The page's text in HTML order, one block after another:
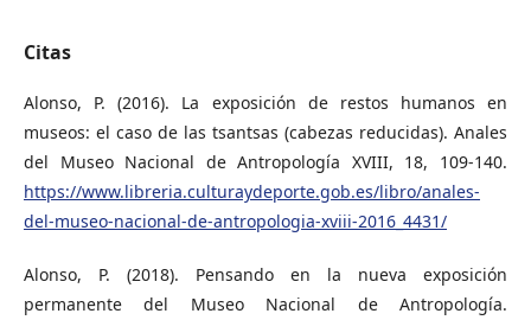
Citas
Alonso, P. (2016). La exposición de restos humanos en
museos: el caso de las tsantsas (cabezas reducidas). Anales
del Museo Nacional de Antropología XVIII, 18, 109-140.
https://www.libreria.culturaydeporte.gob.es/libro/anales-
del-museo-nacional-de-antropologia-xviii-2016_4431/
Alonso, P. (2018). Pensando en la nueva exposición
permanente del Museo Nacional de Antropología.